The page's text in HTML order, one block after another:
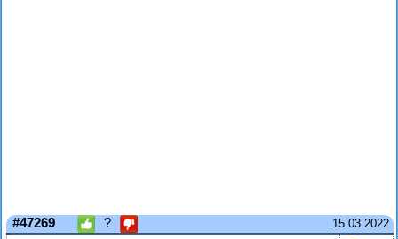
15.03.2022
#47269 ?